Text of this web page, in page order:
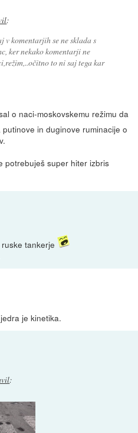
:
v komentarjih se ne sklada s
ker nekako komentarji ne
to ni saj tega kar
o naci-moskovskemu režimu da
putinove in duginove ruminacije o
potrebuješ super hiter izbris
tankerje
je kinetika.
: